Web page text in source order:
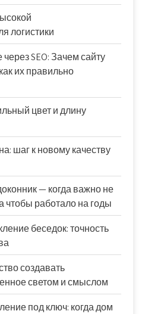
логистики
SEO: Зачем сайту
их правильно
цвет и длину
шаг к новому качеству
— когда важно не
чтобы работало на годы
беседок: точность
создавать
светом и смыслом
под ключ: когда дом